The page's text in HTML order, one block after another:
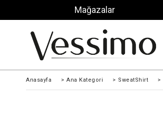
Mağazalar
Anasayfa > Ana Kategori > SweatShirt >